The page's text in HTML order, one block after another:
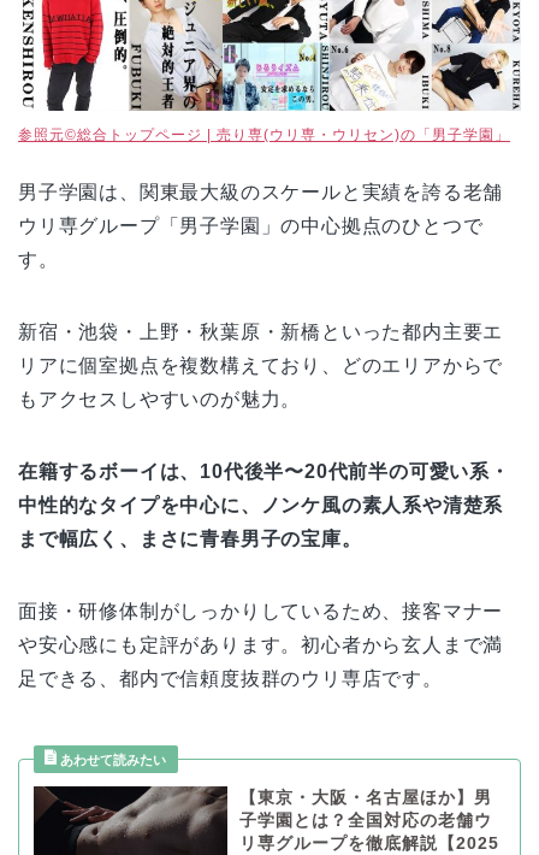
参照元©総合トップページ | 売り専(ウリ専・ウリセン)の「男子学園」
男子学園は、関東最大級のスケールと実績を誇る老舗
ウリ専グループ「男子学園」の中心拠点のひとつで
す。
新宿・池袋・上野・秋葉原・新橋といった都内主要エ
リアに個室拠点を複数構えており、どのエリアからで
もアクセスしやすいのが魅力。
在籍するボーイは、10代後半〜20代前半の可愛い系・
中性的なタイプを中心に、ノンケ風の素人系や清楚系
まで幅広く、まさに青春男子の宝庫。
面接・研修体制がしっかりしているため、接客マナー
や安心感にも定評があります。初心者から玄人まで満
足できる、都内で信頼度抜群のウリ専店です。
【東京・大阪・名古屋ほか】男
子学園とは？全国対応の老舗ウ
リ専グループを徹底解説【2025